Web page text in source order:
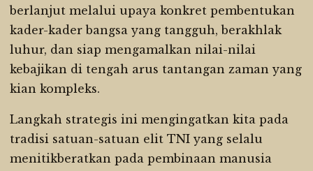
berlanjut melalui upaya konkret pembentukan
kader-kader bangsa yang tangguh, berakhlak
luhur, dan siap mengamalkan nilai-nilai
kebajikan di tengah arus tantangan zaman yang
kian kompleks.
Langkah strategis ini mengingatkan kita pada
tradisi satuan-satuan elit TNI yang selalu
menitikberatkan pada pembinaan manusia